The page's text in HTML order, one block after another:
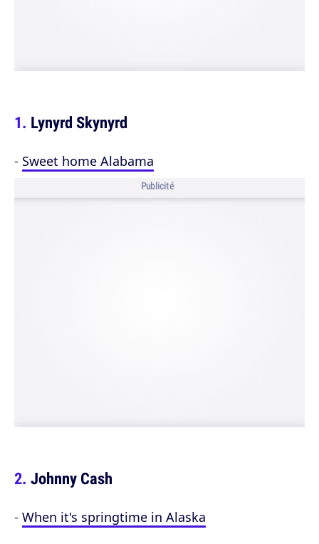
Lynyrd Skynyrd
- Sweet home Alabama
Publicité
Johnny Cash
- When it's springtime in Alaska